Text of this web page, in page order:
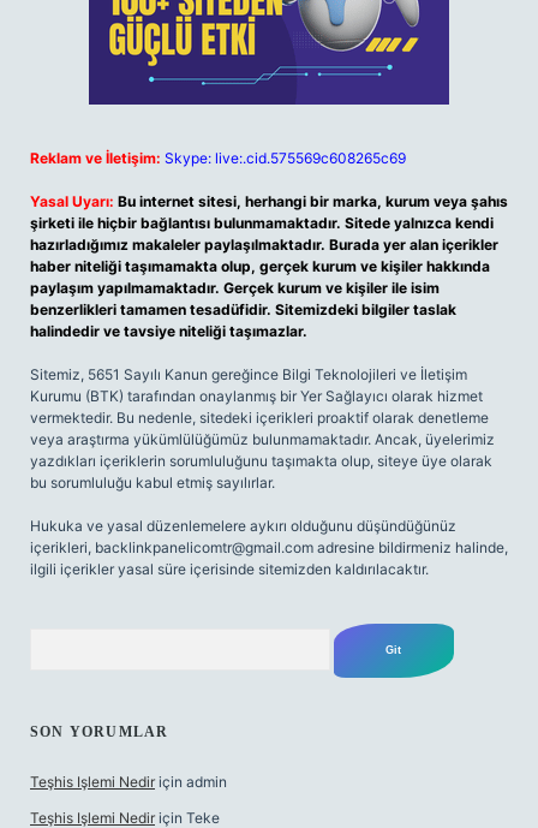
Reklam ve İletişim: Skype: live:.cid.575569c608265c69
Yasal Uyarı: Bu internet sitesi, herhangi bir marka, kurum veya şahıs
şirketi ile hiçbir bağlantısı bulunmamaktadır. Sitede yalnızca kendi
hazırladığımız makaleler paylaşılmaktadır. Burada yer alan içerikler
haber niteliği taşımamakta olup, gerçek kurum ve kişiler hakkında
paylaşım yapılmamaktadır. Gerçek kurum ve kişiler ile isim
benzerlikleri tamamen tesadüfidir. Sitemizdeki bilgiler taslak
halindedir ve tavsiye niteliği taşımazlar.
Sitemiz, 5651 Sayılı Kanun gereğince Bilgi Teknolojileri ve İletişim
Kurumu (BTK) tarafından onaylanmış bir Yer Sağlayıcı olarak hizmet
vermektedir. Bu nedenle, sitedeki içerikleri proaktif olarak denetleme
veya araştırma yükümlülüğümüz bulunmamaktadır. Ancak, üyelerimiz
yazdıkları içeriklerin sorumluluğunu taşımakta olup, siteye üye olarak
bu sorumluluğu kabul etmiş sayılırlar.
Hukuka ve yasal düzenlemelere aykırı olduğunu düşündüğünüz
içerikleri, backlinkpanelicomtr@gmail.com adresine bildirmeniz halinde,
ilgili içerikler yasal süre içerisinde sitemizden kaldırılacaktır.
SON YORUMLAR
Teşhis Işlemi Nedir için admin
Teşhis Işlemi Nedir için Teke